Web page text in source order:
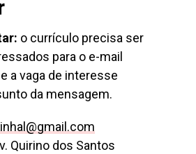
o currículo precisa ser
para o e-mail
a vaga de interesse
da mensagem.
Quirino dos Santos